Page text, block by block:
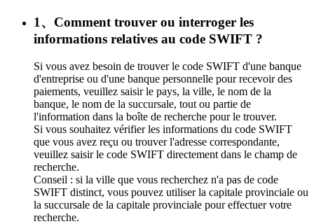
1、Comment trouver ou interroger les
informations relatives au code SWIFT ?
Si vous avez besoin de trouver le code SWIFT d'une banque
d'entreprise ou d'une banque personnelle pour recevoir des
paiements, veuillez saisir le pays, la ville, le nom de la
banque, le nom de la succursale, tout ou partie de
l'information dans la boîte de recherche pour le trouver.
Si vous souhaitez vérifier les informations du code SWIFT
que vous avez reçu ou trouver l'adresse correspondante,
veuillez saisir le code SWIFT directement dans le champ de
recherche.
Conseil : si la ville que vous recherchez n'a pas de code
SWIFT distinct, vous pouvez utiliser la capitale provinciale ou
la succursale de la capitale provinciale pour effectuer votre
recherche.